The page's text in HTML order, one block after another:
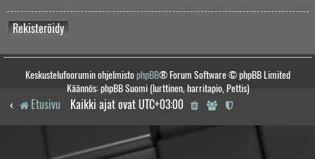
Rekisteröidy
Keskustelufoorumin ohjelmistophpBB® Forum Software © phpBB Limited
Käännös: phpBB Suomi (lurttinen, harritapio, Pettis)
Etusivu Kaikki ajat ovat UTC+03:00